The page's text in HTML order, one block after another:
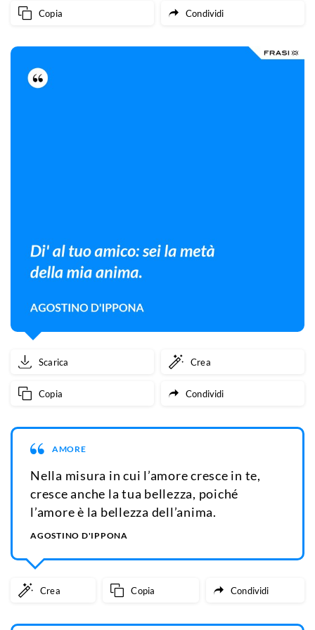
Copia Condividi
Scarica Crea
Copia Condividi
AMORE
Nella misura in cui l’amore cresce in te,
cresce anche la tua bellezza, poiché
l’amore è la bellezza dell’anima.
AGOSTINO D'IPPONA
Crea Copia Condividi